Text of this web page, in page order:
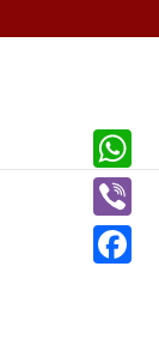
W
h
a
V